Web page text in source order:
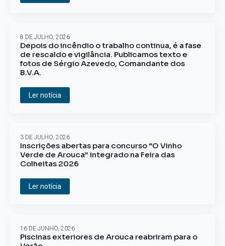
Depois do incêndio o trabalho continua, é a fase
de rescaldo e vigilância. Publicamos texto e
fotos de Sérgio Azevedo, Comandante dos
B.V.A.
8 DE JULHO, 2026
Ler notícia
Inscrições abertas para concurso “O Vinho
Verde de Arouca” integrado na Feira das
Colheitas 2026
3 DE JULHO, 2026
Ler notícia
Piscinas exteriores de Arouca reabriram para o
16 DE JUNHO, 2026